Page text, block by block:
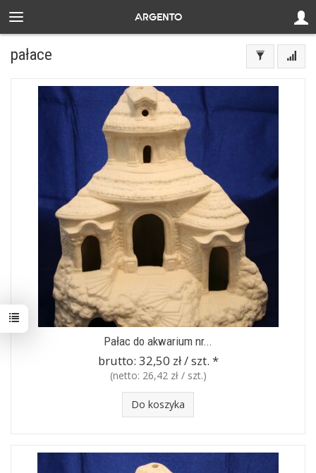
pałace
Pałac do akwarium nr...
brutto: 32,50 zł / szt. *
(netto: 26,42 zł / szt.)
Do koszyka